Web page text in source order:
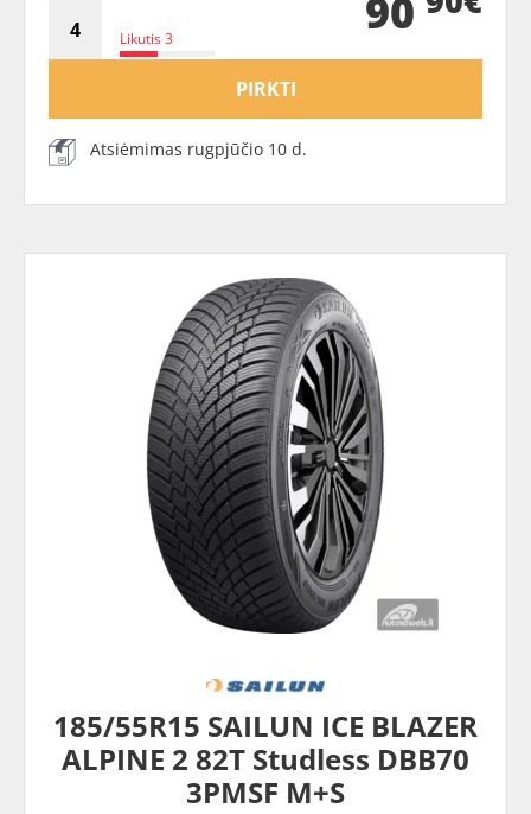
Likutis 3 90
PIRKTI
Atsiėmimas rugpjūčio 10 d.
185/55R15 SAILUN ICE BLAZER
ALPINE 2 82T Studless DBB70
3PMSF M+S